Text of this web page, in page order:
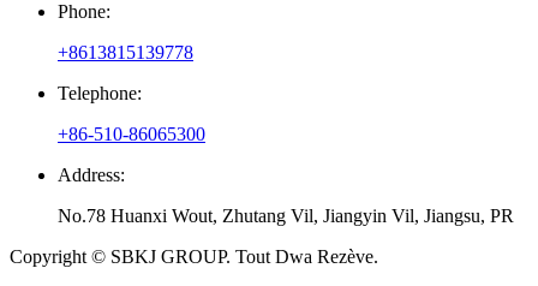
Phone:
+8613815139778
Telephone:
+86-510-86065300
Address:
No.78 Huanxi Wout, Zhutang Vil, Jiangyin Vil, Jiangsu, PR
Copyright © SBKJ GROUP. Tout Dwa Rezève.